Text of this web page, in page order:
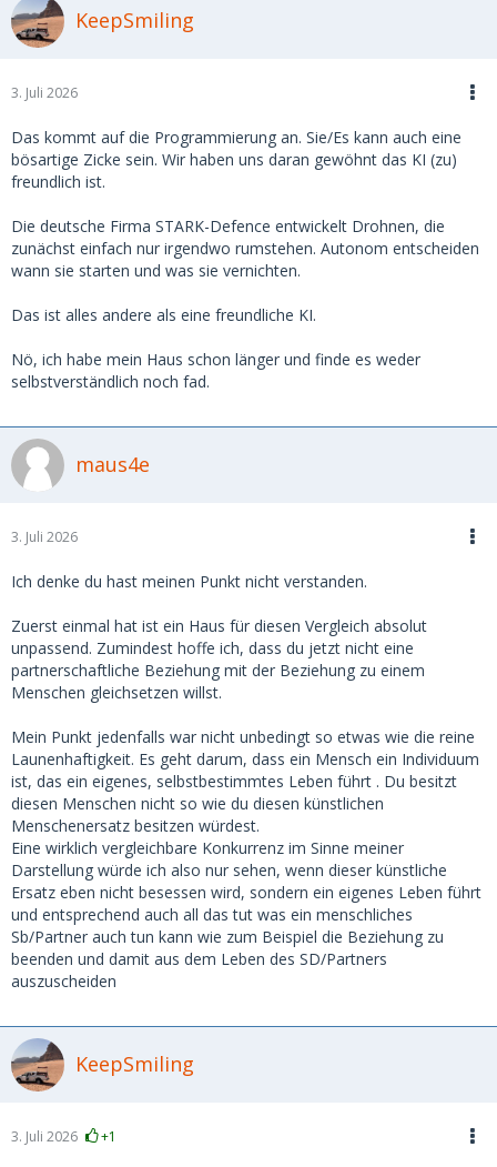
KeepSmiling
3. Juli 2026
Das kommt auf die Programmierung an. Sie/Es kann auch eine
bösartige Zicke sein. Wir haben uns daran gewöhnt das KI (zu)
freundlich ist.
Die deutsche Firma STARK-Defence entwickelt Drohnen, die
zunächst einfach nur irgendwo rumstehen. Autonom entscheiden
wann sie starten und was sie vernichten.
Das ist alles andere als eine freundliche KI.
Nö, ich habe mein Haus schon länger und finde es weder
selbstverständlich noch fad.
maus4e
3. Juli 2026
Ich denke du hast meinen Punkt nicht verstanden.
Zuerst einmal hat ist ein Haus für diesen Vergleich absolut
unpassend. Zumindest hoffe ich, dass du jetzt nicht eine
partnerschaftliche Beziehung mit der Beziehung zu einem
Menschen gleichsetzen willst.
Mein Punkt jedenfalls war nicht unbedingt so etwas wie die reine
Launenhaftigkeit. Es geht darum, dass ein Mensch ein Individuum
ist, das ein eigenes, selbstbestimmtes Leben führt . Du besitzt
diesen Menschen nicht so wie du diesen künstlichen
Menschenersatz besitzen würdest.
Eine wirklich vergleichbare Konkurrenz im Sinne meiner
Darstellung würde ich also nur sehen, wenn dieser künstliche
Ersatz eben nicht besessen wird, sondern ein eigenes Leben führt
und entsprechend auch all das tut was ein menschliches
Sb/Partner auch tun kann wie zum Beispiel die Beziehung zu
beenden und damit aus dem Leben des SD/Partners
auszuscheiden
KeepSmiling
3. Juli 2026 +1